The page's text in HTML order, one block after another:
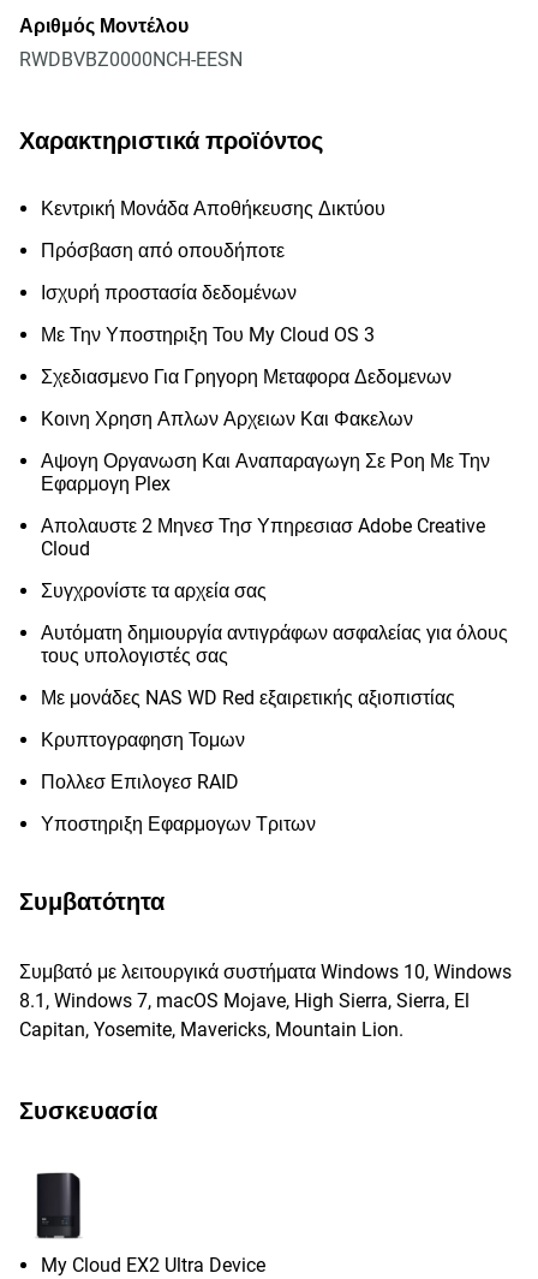
Αριθμός Μοντέλου
RWDBVBZ0000NCH-EESN
Χαρακτηριστικά προϊόντος
Κεντρική Μονάδα Αποθήκευσης Δικτύου
Πρόσβαση από οπουδήποτε
Ισχυρή προστασία δεδομένων
Με Την Υποστηριξη Του My Cloud OS 3
Σχεδιασμενο Για Γρηγορη Μεταφορα Δεδομενων
Κοινη Χρηση Απλων Αρχειων Και Φακελων
Αψογη Οργανωση Και Αναπαραγωγη Σε Ροη Με Την
Εφαρμογη Plex
Απολαυστε 2 Μηνεσ Τησ Υπηρεσιασ Adobe Creative
Cloud
Συγχρονίστε τα αρχεία σας
Αυτόματη δημιουργία αντιγράφων ασφαλείας για όλους
τους υπολογιστές σας
Με μονάδες NAS WD Red εξαιρετικής αξιοπιστίας
Κρυπτογραφηση Τομων
Πολλεσ Επιλογεσ RAID
Υποστηριξη Εφαρμογων Τριτων
Συμβατότητα
Συμβατό με λειτουργικά συστήματα Windows 10, Windows
8.1, Windows 7, macOS Mojave, High Sierra, Sierra, El
Capitan, Yosemite, Mavericks, Mountain Lion.
Συσκευασία
My Cloud EX2 Ultra Device